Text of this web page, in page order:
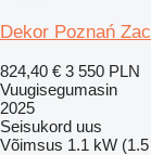
Dekor Poznań
824,40 € 3 550 PLN
Vuugisegumasin
2025
Seisukord uus
Võimsus 1.1 kW